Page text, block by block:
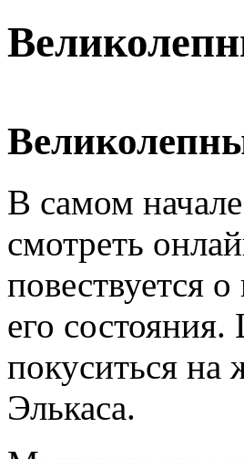
В самом
смотреть
повествуется
его
покуситься на
Элькаса.